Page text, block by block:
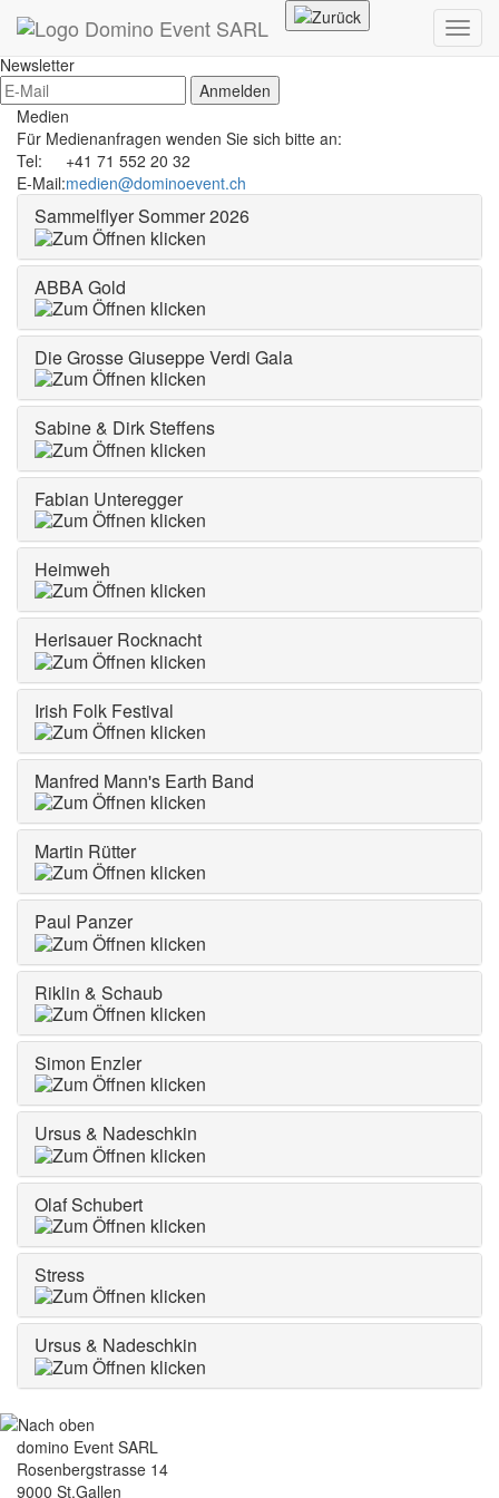
Newsletter
Anmelden
Medien
Für Medienanfragen wenden Sie sich bitte an:
Tel:
+41 71 552 20 32
E-Mail:medien@dominoevent.ch
Sammelflyer Sommer 2026
ABBA Gold
Die Grosse Giuseppe Verdi Gala
Sabine & Dirk Steffens
Fabian Unteregger
Heimweh
Herisauer Rocknacht
Irish Folk Festival
Manfred Mann's Earth Band
Martin Rütter
Paul Panzer
Riklin & Schaub
Simon Enzler
Ursus & Nadeschkin
Olaf Schubert
Stress
Ursus & Nadeschkin
domino Event SARL
Rosenbergstrasse 14
9000 St.Gallen